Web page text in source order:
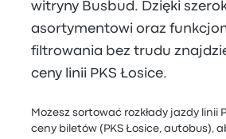
witryny Busbud. Dzięki
asortymentowi oraz
filtrowania bez trudu
ceny linii PKS Łosice.
Możesz sortować rozkłady jazdy linii
ceny biletów (PKS Łosice, autobus),